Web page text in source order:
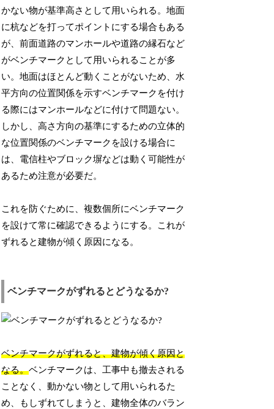
かない物が基準高さとして用いられる。地面
に杭などを打ってポイントにする場合もある
が、前面道路のマンホールや道路の縁石など
がベンチマークとして用いられることが多
い。地面はほとんど動くことがないため、水
平方向の位置関係を示すベンチマークを付け
る際にはマンホールなどに付けて問題ない。
しかし、高さ方向の基準にするための立体的
な位置関係のベンチマークを設ける場合に
は、電信柱やブロック塀などは動く可能性が
あるため注意が必要だ。
これを防ぐために、複数個所にベンチマーク
を設けて常に確認できるようにする。これが
ずれると建物が傾く原因になる。
ベンチマークがずれるとどうなるか?
ベンチマークがずれると、建物が傾く原因と
なる。ベンチマークは、工事中も撤去される
ことなく、動かない物として用いられるた
め、もしずれてしまうと、建物全体のバラン